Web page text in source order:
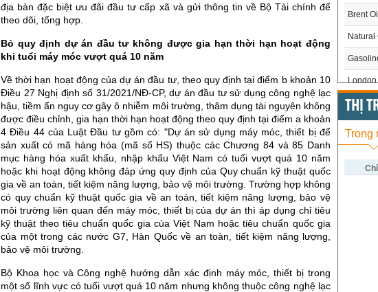
địa bàn đặc biệt ưu đãi đầu tư cấp xã và gửi thông tin về Bộ Tài chính để
theo dõi, tổng hợp.
Bỏ quy định dự án đầu tư không được gia hạn thời hạn hoạt động
khi tuổi máy móc vượt quá 10 năm
Về thời hạn hoạt động của dự án đầu tư, theo quy định tại điểm b khoản 10
Điều 27 Nghị định số 31/2021/NĐ-CP, dự án đầu tư sử dụng công nghệ lạc
hậu, tiềm ẩn nguy cơ gây ô nhiễm môi trường, thâm dụng tài nguyên không
được điều chỉnh, gia hạn thời hạn hoạt động theo quy định tại điểm a khoản
4 Điều 44 của Luật Đầu tư gồm có: "Dự án sử dụng máy móc, thiết bị để
sản xuất có mã hàng hóa (mã số HS) thuộc các Chương 84 và 85 Danh
mục hàng hóa xuất khẩu, nhập khẩu Việt Nam có tuổi vượt quá 10 năm
hoặc khi hoạt động không đáp ứng quy định của Quy chuẩn kỹ thuật quốc
gia về an toàn, tiết kiệm năng lượng, bảo vệ môi trường. Trường hợp không
có quy chuẩn kỹ thuật quốc gia về an toàn, tiết kiệm năng lượng, bảo vệ
môi trường liên quan đến máy móc, thiết bị của dự án thì áp dụng chỉ tiêu
kỹ thuật theo tiêu chuẩn quốc gia của Việt Nam hoặc tiêu chuẩn quốc gia
của một trong các nước G7, Hàn Quốc về an toàn, tiết kiệm năng lượng,
bảo vệ môi trường.
Bộ Khoa học và Công nghệ hướng dẫn xác định máy móc, thiết bị trong
một số lĩnh vực có tuổi vượt quá 10 năm nhưng không thuộc công nghệ lạc
Brent
Natural
London
US
US
US
THỊ
Trong